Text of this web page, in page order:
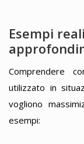
Esempi
Comprendere
utilizzato in
vogliono
esempi: